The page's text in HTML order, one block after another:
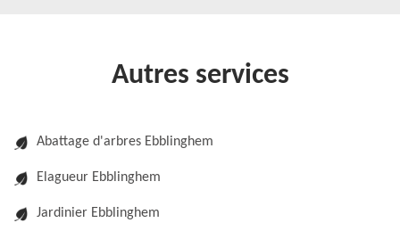
Autres services
Abattage d'arbres Ebblinghem
Elagueur Ebblinghem
Jardinier Ebblinghem